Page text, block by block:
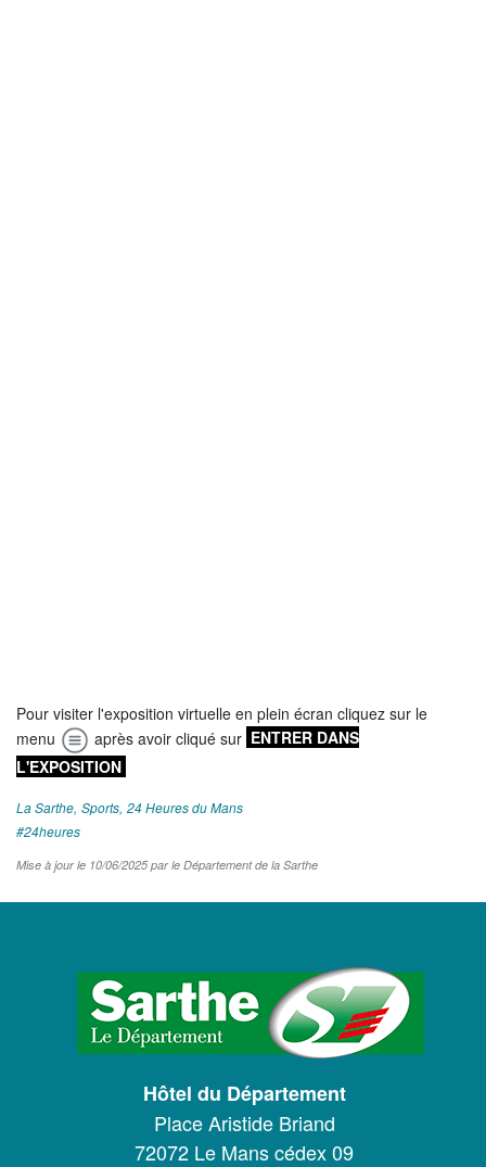
réseaux électriques
Jeunesse, éducation, citoyenneté et
enseignement supérieur
Culture, sport, tourisme et patrimoine
Pour visiter l'exposition virtuelle en plein écran cliquez sur le
menu
après avoir cliqué sur ENTRER DANS
L'EXPOSITION
La Sarthe Sports 24 Heures du Mans
24heures
Mise à jour le 10/06/2025 par le Département de la Sarthe
CONSEIL
DÉPARTEMENTAL
Hôtel du Département
Place Aristide Briand
72072 Le Mans cédex 09